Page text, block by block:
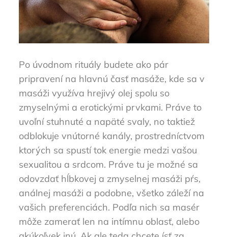
Po úvodnom rituály budete ako pár
pripravení na hlavnú časť masáže, kde sa v
masáži využíva hrejivý olej spolu so
zmyselnými a erotickými prvkami. Práve to
uvoľní stuhnuté a napäté svaly, no taktiež
odblokuje vnútorné kanály, prostredníctvom
ktorých sa spustí tok energie medzi vašou
sexualitou a srdcom. Práve tu je možné sa
odovzdať hĺbkovej a zmyselnej masáži pŕs,
análnej masáži a podobne, všetko záleží na
vašich preferenciách. Podľa nich sa masér
môže zamerať len na intímnu oblasť, alebo